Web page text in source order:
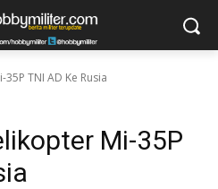
TNI AD Ke Rusia
Mi-35P